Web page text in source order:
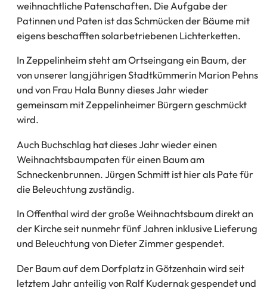
weihnachtliche Patenschaften. Die Aufgabe der
Patinnen und Paten ist das Schmücken der Bäume mit
eigens beschafften solarbetriebenen Lichterketten.
In Zeppelinheim steht am Ortseingang ein Baum, der
von unserer langjährigen Stadtkümmerin Marion Pehns
und von Frau Hala Bunny dieses Jahr wieder
gemeinsam mit Zeppelinheimer Bürgern geschmückt
wird.
Auch Buchschlag hat dieses Jahr wieder einen
Weihnachtsbaumpaten für einen Baum am
Schneckenbrunnen. Jürgen Schmitt ist hier als Pate für
die Beleuchtung zuständig.
In Offenthal wird der große Weihnachtsbaum direkt an
der Kirche seit nunmehr fünf Jahren inklusive Lieferung
und Beleuchtung von Dieter Zimmer gespendet.
Der Baum auf dem Dorfplatz in Götzenhain wird seit
letztem Jahr anteilig von Ralf Kudernak gespendet und